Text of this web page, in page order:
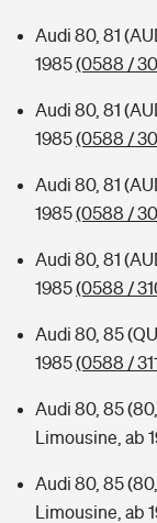
Audi 80, 81
1985(0588 /
Audi 80, 81
1985(0588 /
Audi 80, 81
1985(0588 /
Audi 80, 81
1985(0588 /
Audi 80, 85
1985(0588 /
Audi 80, 85
Limousine, ab
Audi 80, 85
Limousine, ab